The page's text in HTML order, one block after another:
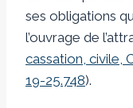
ses obligations
l’ouvrage de
cassation, civile,
19-25.748).